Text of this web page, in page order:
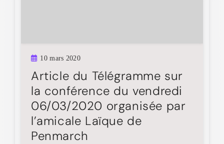
10 mars 2020
Article du Télégramme sur
la conférence du vendredi
06/03/2020 organisée par
l’amicale Laïque de
Penmarch